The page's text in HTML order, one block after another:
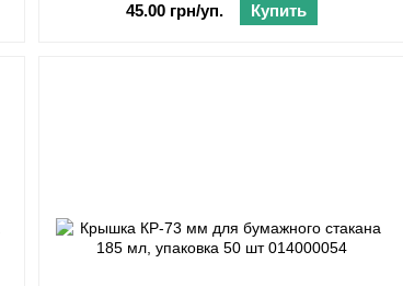
45.00 грн/уп.
Купить